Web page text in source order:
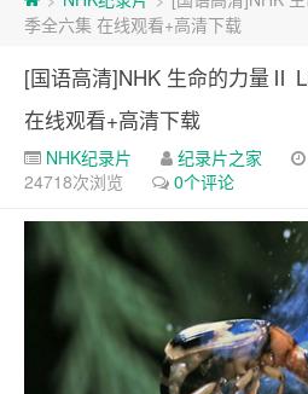
季全六集 在线观看+高清下载
[国语高清]NHK 生命的力量Ⅱ
在线观看+高清下载
NHK纪录片 纪录片之家
24718次浏览
0个评论